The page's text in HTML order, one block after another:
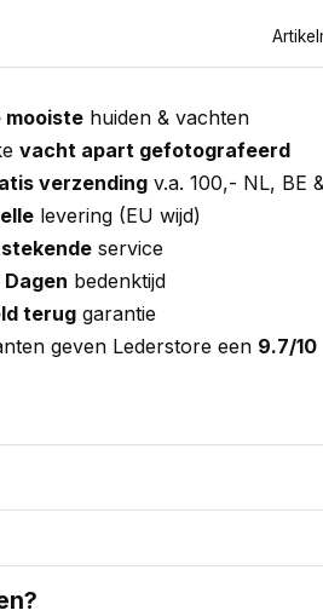
mooiste huiden & vachten
vacht apart gefotografeerd
verzending v.a. 100,- NL, BE
levering (EU wijd)
service
bedenktijd
terug garantie
geven Lederstore een 9.7/10